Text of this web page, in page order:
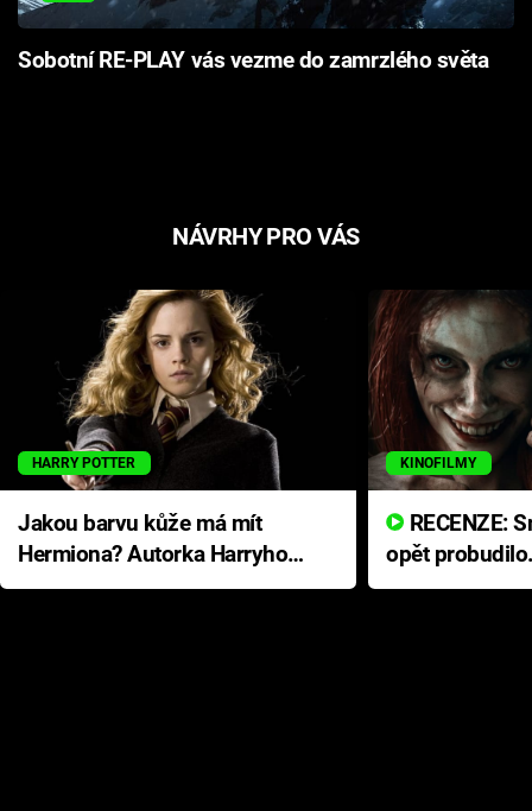
Sledujte nás
Sobotní RE-PLAY vás vezme do zamrzlého světa
NÁVRHY PRO VÁS
HARRY POTTER
Jakou barvu kůže má mít
Hermiona? Autorka Harryho
Pottera přišla s ráznou
KINOFILMY
opět
přichází s